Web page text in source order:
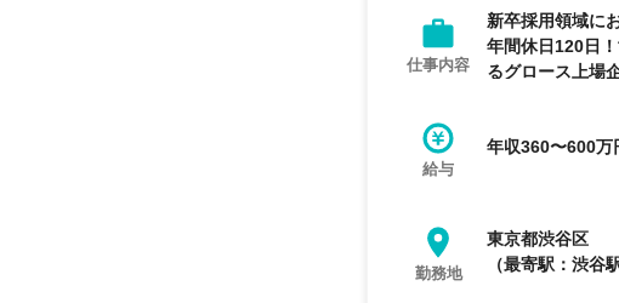
仕事内容
新卒採用領域に
年間休日120日
るグロース上場
給与
年収360〜600万
勤務地
東京都渋谷区
（最寄駅：渋谷駅